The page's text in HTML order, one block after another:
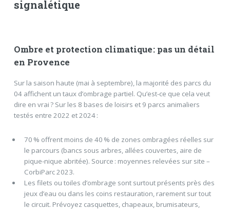
signalétique
Ombre et protection climatique : pas un détail
en Provence
Sur la saison haute (mai à septembre), la majorité des parcs du
04 affichent un taux d’ombrage partiel. Qu’est-ce que cela veut
dire en vrai ? Sur les 8 bases de loisirs et 9 parcs animaliers
testés entre 2022 et 2024 :
70 % offrent moins de 40 % de zones ombragées réelles sur
le parcours (bancs sous arbres, allées couvertes, aire de
pique-nique abritée). Source : moyennes relevées sur site –
CorbiParc 2023.
Les filets ou toiles d’ombrage sont surtout présents près des
jeux d’eau ou dans les coins restauration, rarement sur tout
le circuit. Prévoyez casquettes, chapeaux, brumisateurs,